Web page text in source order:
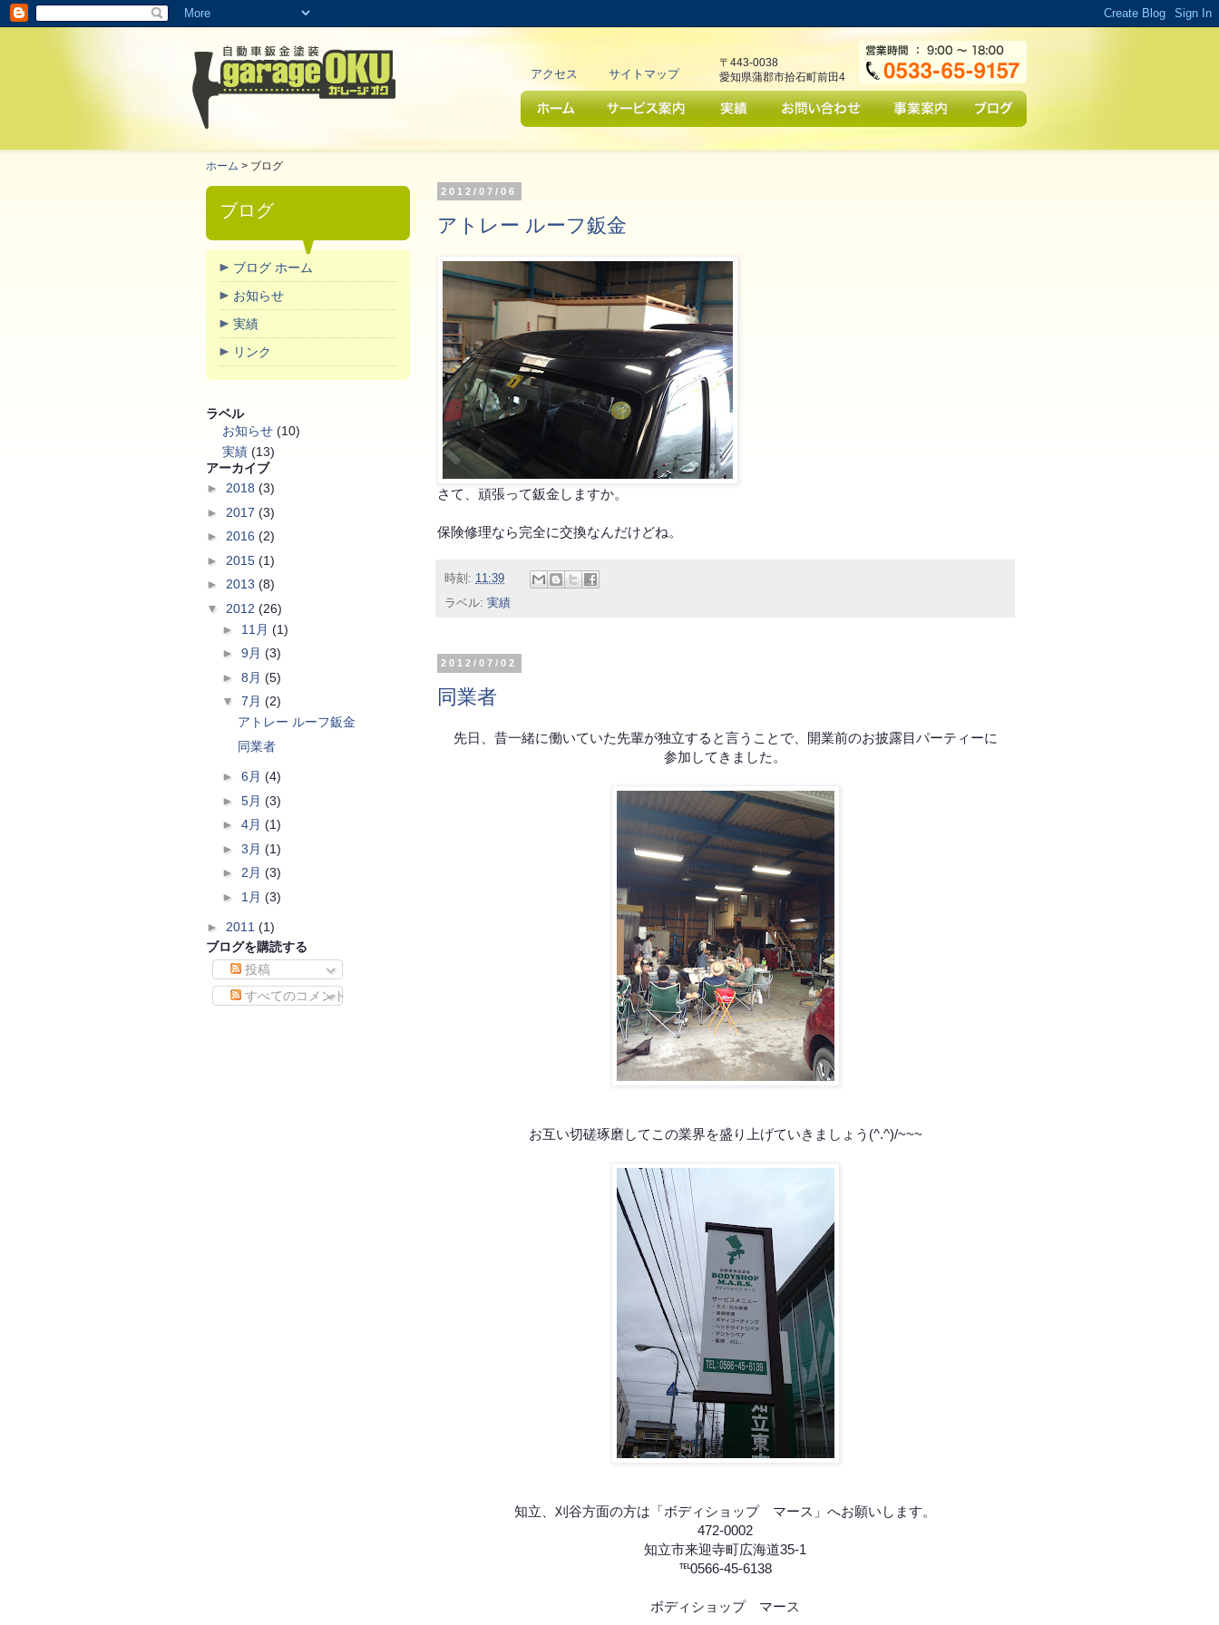
蒲郡市、幡豆町、幸田町、御津町周辺の自動車の事故修理・鈑金（キズ、へこみ など）なら「Garage Oku (ガレージ オク)」
〒443-0038
愛知県蒲郡市拾石町前田4
アクセス サイトマップ
ホーム > ブログ
2012/07/06
アトレー ルーフ鈑金
さて、頑張って鈑金しますか。
保険修理なら完全に交換なんだけどね。
時刻: 11:39
ラベル: 実績
2012/07/02
同業者
先日、昔一緒に働いていた先輩が独立すると言うことで、開業前のお披露目パーティーに
参加してきました。
お互い切磋琢磨してこの業界を盛り上げていきましょう(^.^)/~~~
知立、刈谷方面の方は「ボディショップ マース」へお願いします。
472-0002
知立市来迎寺町広海道35-1
℡0566-45-6138
ボディショップ マース
ブログ
ブログ ホーム
お知らせ
実績
リンク
ラベル
お知らせ (10)
実績 (13)
アーカイブ
► 2018 (3)
► 2017 (3)
► 2016 (2)
► 2015 (1)
► 2013 (8)
▼
2012 (26)
► 11月 (1)
► 9月 (3)
► 8月 (5)
▼
7月 (2)
アトレー ルーフ鈑金
同業者
► 6月 (4)
► 5月 (3)
► 4月 (1)
► 3月 (1)
► 2月 (3)
► 1月 (3)
► 2011 (1)
ブログを購読する
投稿
すべてのコメント